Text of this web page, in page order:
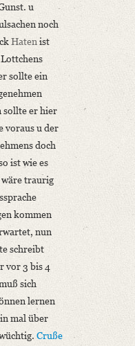
u
noch
Hatenist
sollte ein
sollte er hier
voraus u der
doch
ist wie es
wäre traurig
kommen
nun
schreibt
vor 3 bis 4
sich
lernen
mal über
Cruße